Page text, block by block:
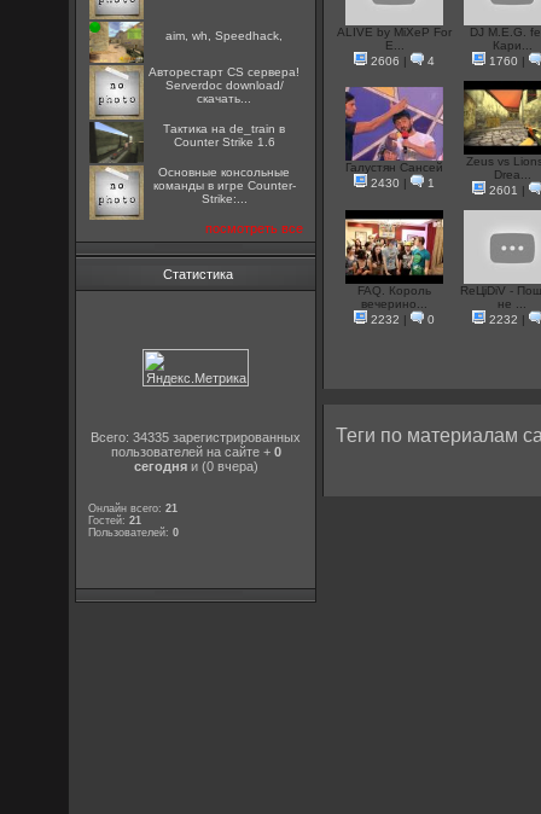
aim, wh, Speedhack,
Авторестарт CS сервера!
Serverdoc download/
скачать...
Тактика на de_train в
Counter Strike 1.6
Основные консольные
команды в игре Counter-
Strike:...
посмотреть все
Статистика
Всего: 34335 зарегистрированных
пользователей на сайте + 0
сегодняи (0 вчера)
Онлайн всего:21
Гостей:21
Пользователей:0
ALIVE by MiXeP For
E...
2606 | 4
DJ M.E.G.
Кари...
1760 |
Галустян Сансей
2430 | 1
Zeus vs
Drea...
2601 |
FAQ. Король
вечерино...
2232 | 0
ReЦiDiV -
не ...
2232 |
Теги по материалам